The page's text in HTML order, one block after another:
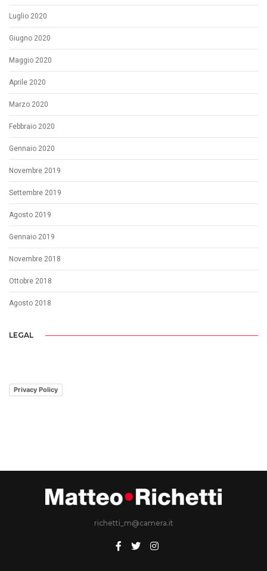
Luglio 2020
Giugno 2020
Maggio 2020
Aprile 2020
Marzo 2020
Febbraio 2020
Gennaio 2020
Novembre 2019
Settembre 2019
Agosto 2019
Gennaio 2019
Novembre 2018
Ottobre 2018
Agosto 2018
LEGAL
Privacy Policy
richetti_m@camera.it